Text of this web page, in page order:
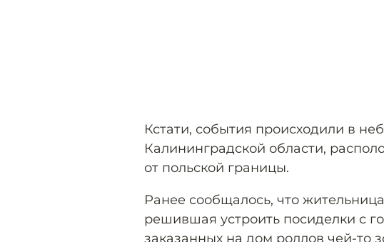
Кстати, события происходили в
Калининградской области,
от польской границы.
Ранее сообщалось, что
решившая устроить посиделки с
заказанных на дом роллов чей-то